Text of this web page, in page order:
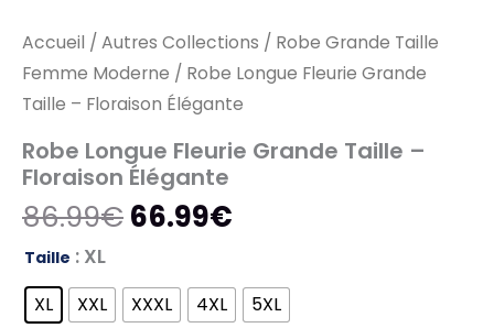
Accueil / Autres Collections / Robe Grande Taille
Femme Moderne / Robe Longue Fleurie Grande
Taille – Floraison Élégante
Robe Longue Fleurie Grande Taille –
Floraison Élégante
86.99€66.99€
Taille : XL
XL XXL XXXL 4XL 5XL